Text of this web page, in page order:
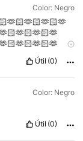
Color: Negro
Útil (0)
Color: Negro
Útil (0)